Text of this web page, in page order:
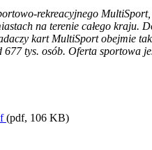
rekreacyjnego
na terenie całego kraju.
kart MultiSport obejmie
677 tys. osób. Oferta sportowa
(pdf, 106 KB)